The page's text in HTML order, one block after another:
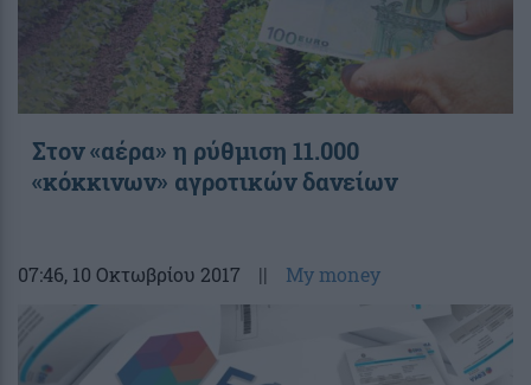
Στον «αέρα» η ρύθμιση 11.000
«κόκκινων» αγροτικών δανείων
07:46, 10 Οκτωβρίου 2017 || My money